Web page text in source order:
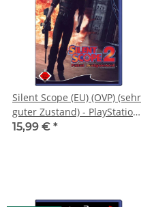
Silent Scope (EU) (OVP) (sehr
guter Zustand) - PlayStation
2 (PS2)
15,99 € *